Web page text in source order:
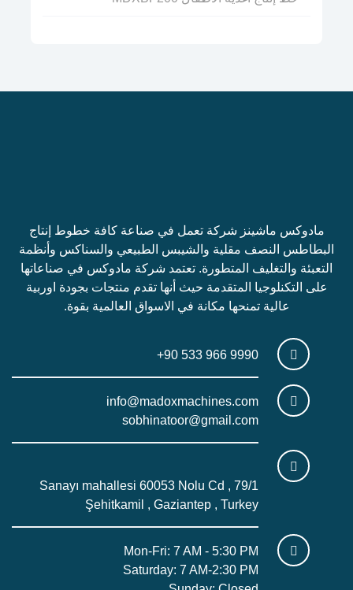
مادوكس ماشينز شركة تعمل في صناعة كافة خطوط إنتاج
البطاطس النصف مقلية والشيبس الطبيعي والسناكس وأنظمة
التعبئة والتغليف المتطورة. تعتمد شركة مادوكس في صناعاتها
على التكنلوجيا المتقدمة حيث أنها تقدم منتجات بجودة اوربية
عالية تمنحها مكانة في الاسواق العالمية بقوة.
+90 533 966 9990
info@madoxmachines.com
sobhinatoor@gmail.com
Sanayı mahallesi 60053 Nolu Cd , 79/1
Şehitkamil , Gaziantep , Turkey
Mon-Fri: 7 AM - 5:30 PM
Saturday: 7 AM-2:30 PM